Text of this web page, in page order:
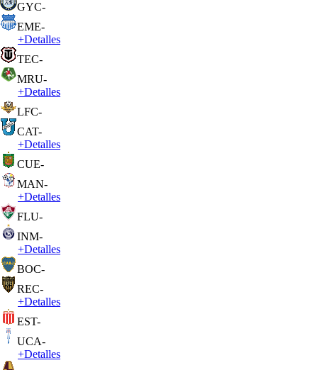
GYC-
EME-
+Detalles
TEC-
MRU-
+Detalles
LFC-
CAT-
+Detalles
CUE-
MAN-
+Detalles
FLU-
INM-
+Detalles
BOC-
REC-
+Detalles
EST-
UCA-
+Detalles